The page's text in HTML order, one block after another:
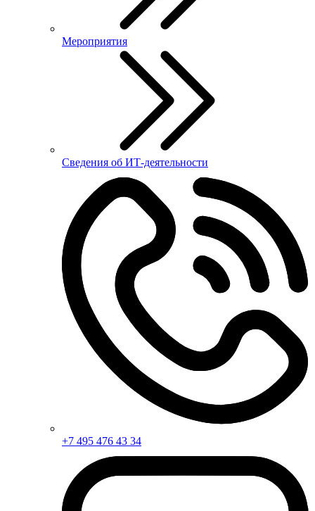
Мероприятия
Сведения об ИТ-деятельности
+7 495 476 43 34